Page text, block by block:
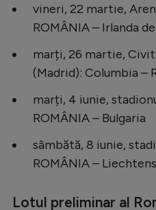
vineri, 22 martie,
ROMÂNIA – Irlanda
marți, 26 martie,
(Madrid): Columbia –
marți, 4 iunie,
ROMÂNIA – Bulgaria
sâmbătă, 8 iunie,
ROMÂNIA –
Lotul preliminar al